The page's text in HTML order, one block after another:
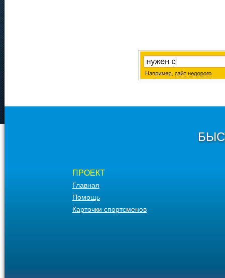
ПРОЕКТ
Главная
Помощь
Карточки спортсменов